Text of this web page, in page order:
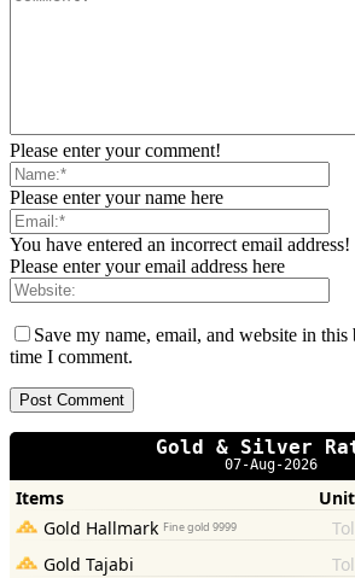
Please enter your comment!
Please enter your name here
You have entered an incorrect email address!
Please enter your email address here
Save my name, email, and website in
time I comment.